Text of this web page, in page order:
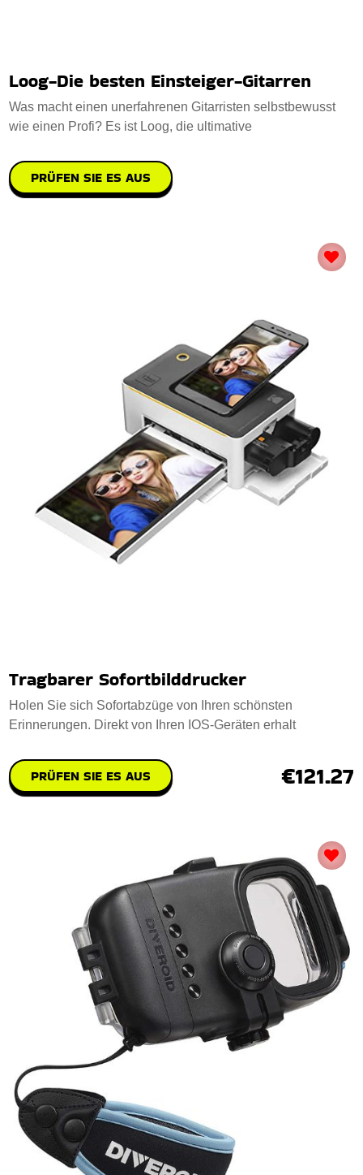
Loog-Die besten Einsteiger-Gitarren
Was macht einen unerfahrenen Gitarristen selbstbewusst
wie einen Profi? Es ist Loog, die ultimative
PRÜFEN SIE ES AUS
Tragbarer Sofortbilddrucker
Holen Sie sich Sofortabzüge von Ihren schönsten
Erinnerungen. Direkt von Ihren IOS-Geräten erhalt
PRÜFEN SIE ES AUS €121.27